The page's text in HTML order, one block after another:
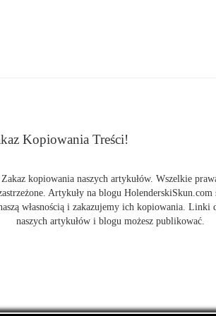
Kopiowania Treści!
Zakaz kopiowania naszych artykułów. Wszelkie
Artykuły na blogu HolenderskiSkun.com
własnością i zakazujemy ich kopiowania. Linki
naszych artykułów i blogu możesz publikować.